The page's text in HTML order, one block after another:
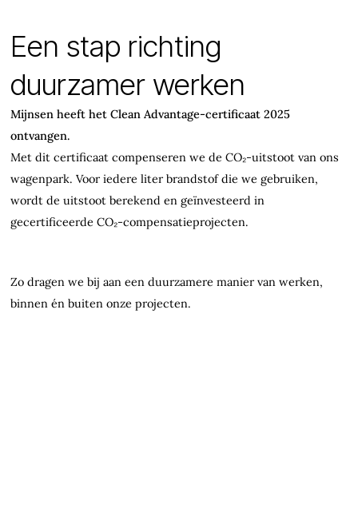
Een stap richting
duurzamer werken
Mijnsen heeft het Clean Advantage-certificaat 2025
ontvangen.
Met dit certificaat compenseren we de CO₂-uitstoot van ons
wagenpark. Voor iedere liter brandstof die we gebruiken,
wordt de uitstoot berekend en geïnvesteerd in
gecertificeerde CO₂-compensatieprojecten.
Zo dragen we bij aan een duurzamere manier van werken,
binnen én buiten onze projecten.